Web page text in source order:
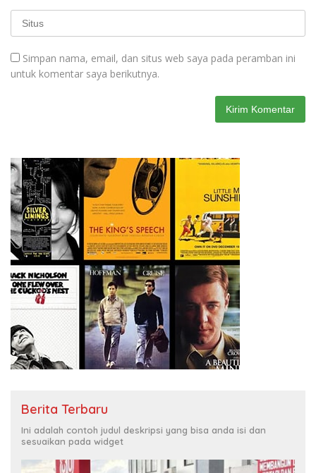
Simpan nama, email, dan situs web saya pada peramban ini
untuk komentar saya berikutnya.
Berita Terbaru
Ini adalah contoh judul deskripsi yang bisa anda isi dan
sesuaikan pada widget